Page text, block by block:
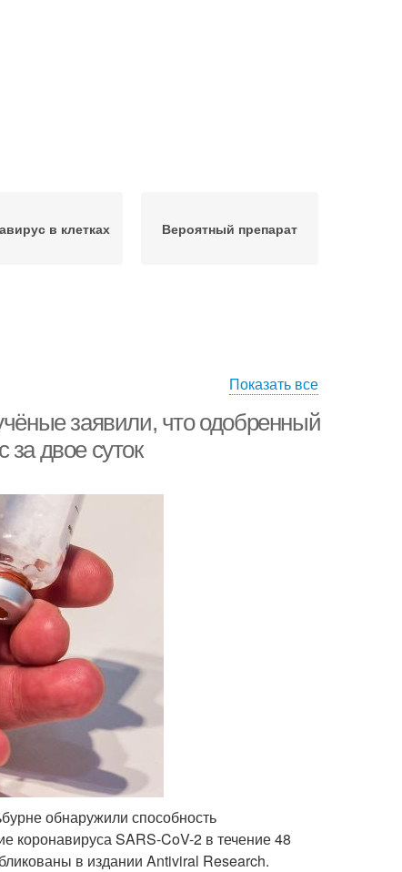
в клетках Вероятный препарат
Показать все
заявили, что одобренный
двое суток
обнаружили способность
коронавируса SARS-CoV-2 в течение 48
в издании Antiviral Research.